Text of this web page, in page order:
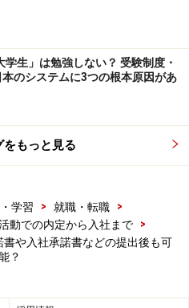
す。就活していると、どう
す。人生の重大イベントで
せんが、働けば自分の思う
っとたくさんあります。
わけない」と割り切ること
る？時期や辞退するタイミ
い？会社・企業へ伝えるべ
学生」は勉強しない？ 受験制度・
のシステムに3つの根本原因があ
をもっと見る
学習 > 就職・転職
>
動での内定から入社まで
>
や入社承諾書などの提出後も可
？